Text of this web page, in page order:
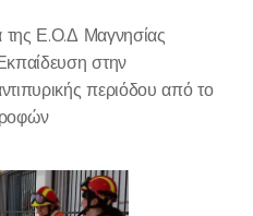
της Ε.Ο.Δ Μαγνησίας
στην
περιόδου από το